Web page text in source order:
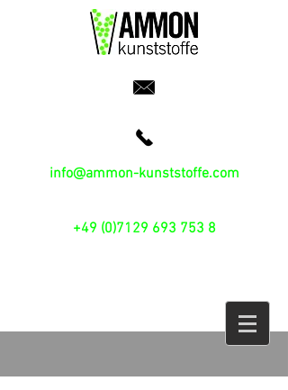
info@ammon-kunststoffe.com
+49 (0)7129 693 753 8